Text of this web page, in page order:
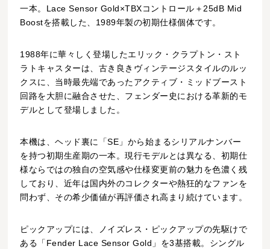
一本。Lace Sensor Gold×TBXコントロール＋25dB Mid
Boostを搭載した、1989年製の初期仕様個体です。
1988年に華々しく登場したエリック・クラプトン・スト
ラトキャスターは、古き良きヴィンテージスタイルのルッ
クスに、当時最先端であったアクティブ・ミッドブースト
回路を大胆に融合させた、フェンダー史における革新的モ
デルとして登場しました。
本機は、ヘッド裏に「SE」から始まるシリアルナンバー
を持つ初期生産期の一本。現行モデルとは異なる、初期仕
様ならではの独自の空気感や仕様変更前の魅力を色濃く残
しており、近年は国内外のコレクターや熱狂的なファンを
問わず、その希少価値が再評価され高まり続けています。
ピックアップには、ノイズレス・ピックアップの先駆けで
ある「Fender Lace Sensor Gold」を3基搭載。シングル